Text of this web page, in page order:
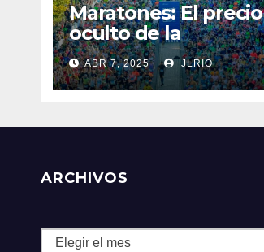
Maratones: El precio
oculto de la
resistencia
ABR 7, 2025 JLRIO
ARCHIVOS
Archivos